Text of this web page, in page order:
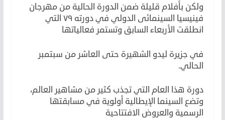
ولكن بأفلام قليلة ضمن الدورة الحالية من مهرجان
فينيسيا السينمائى الدولي في دورته ٧٩ التي
انطلقت الأربعاء السابق وتستمر فعالياتها
في جزيرة ليدو الشهيرة حتى العاشر من سبتمبر
الحالي.
دورة هذا العام التي تجذب كثير من مشاهير العالم،
وتضع السينما الإيطالية أولوية في مسابقتها
الرسمية والعروض الافتتاحية